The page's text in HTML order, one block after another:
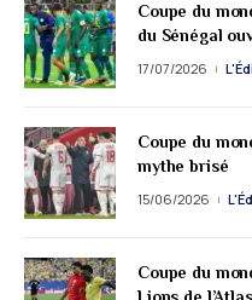
Coupe du
du Sénégal
17/07/2026
Coupe du
mythe brisé
15/06/2026
Coupe du